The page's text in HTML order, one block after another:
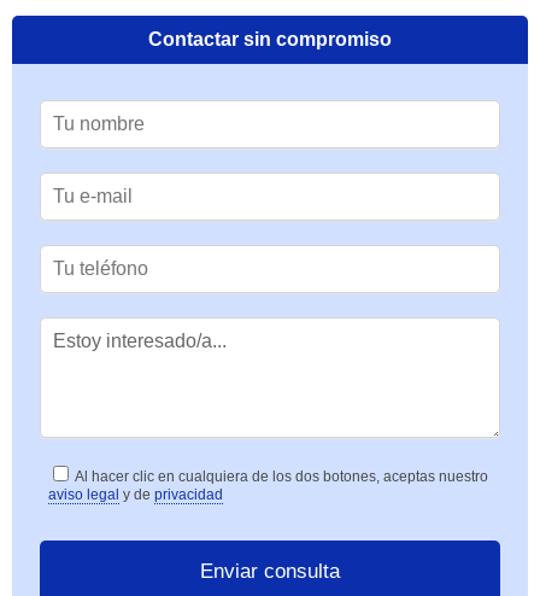
Contactar sin compromiso
Al hacer clic en cualquiera de los dos botones, aceptas nuestro
aviso legal y de privacidad